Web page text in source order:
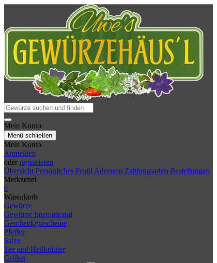
Mein Konto
Menü schließen
Mein Konto
Anmelden
oder registrieren
Übersicht Persönliches Profil Adressen Zahlungsarten Bestellungen
Merkzettel
0
Warenkorb
Gewürze
Gewürze International
Geschenkgutscheine
Pfeffer
Salze
Tee und Heilkräuter
Grillen